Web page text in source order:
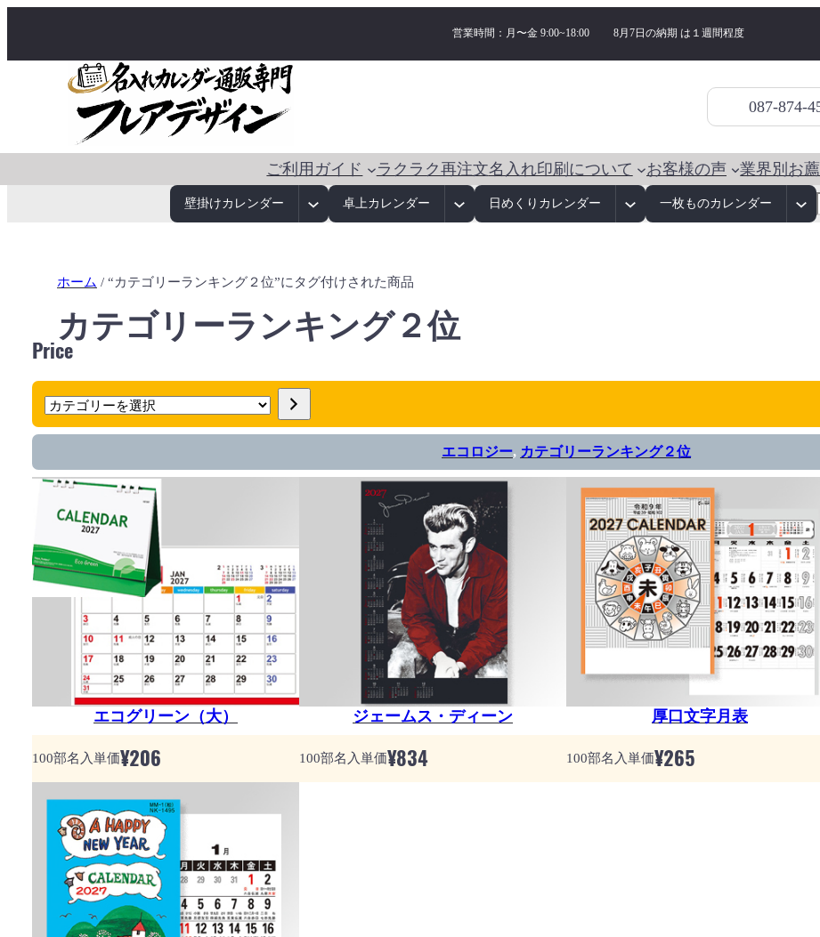
営業時間：月〜金 9:00~18:00 8月7日の納期 は １週間程度
087-874-
ご利用ガイド ラクラク再注文名入れ印刷について お客様の声 業界別お
壁掛けカレンダー 卓上カレンダー 日めくりカレンダー 一枚ものカレンダー
ホーム / “カテゴリーランキング２位”にタグ付けされた商品
カテゴリーランキング２位
Price
カ
テ
ゴ
を
選
エコロジー, カテゴリーランキング２位
エコグリーン（大）
100部名入単価¥206
ジェームス・ディーン
100部名入単価¥834
厚口文字月表
100部名入単価¥265